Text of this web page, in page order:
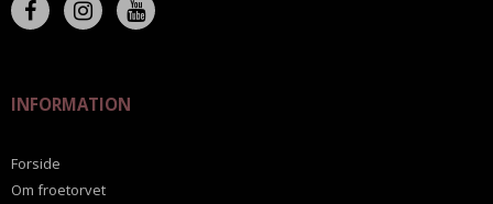
INFORMATION
Forside
Om froetorvet